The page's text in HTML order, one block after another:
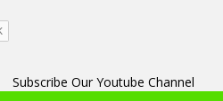
Subscribe Our Youtube Channel